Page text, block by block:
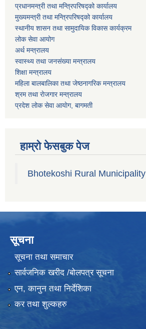
प्रधानमन्त्री तथा मन्त्रिपरिषद्को कार्यालय
मुख्यमन्त्री तथा मन्त्रिपरिषद्को कार्यालय
स्थानीय शासन तथा सामुदायिक विकास कार्यक्रम
लोक सेवा आयोग
अर्थ मन्त्रालय
स्वास्थ्य तथा जनस‌ंख्या मन्त्रालय
शिक्षा मन्त्रालय
महिला बालबालिका तथा जेष्ठनागरिक मन्त्रालय
श्रम तथा राेजगार मन्त्रालय
प्रदेश लोक सेवा आयाेग, बागमती
हाम्रो फेसबुक पेज
Bhotekoshi Rural Municipality
सूचना
सूचना तथा समाचार
सार्वजनिक खरीद /बोलपत्र सूचना
एन, कानुन तथा निर्देशिका
कर तथा शुल्कहरु